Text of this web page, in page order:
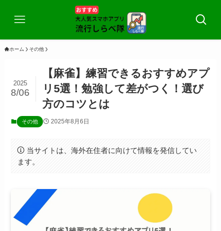
ホーム その他
【麻雀】練習できるおすすめアプ
リ5選！勉強して差がつく！選び
方のコツとは
2025
8/06
その他 2025年8月6日
当サイトは、海外在住者に向けて情報を発信してい
ます。